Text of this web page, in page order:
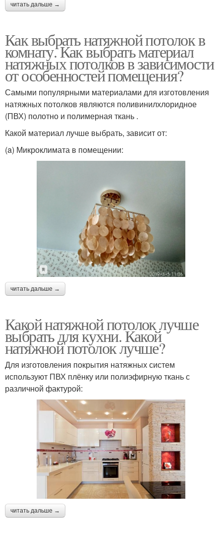
читать дальше →
Как выбрать натяжной потолок в
комнату. Как выбрать материал
натяжных потолков в зависимости
от особенностей помещения?
Самыми популярными материалами для изготовления
натяжных потолков являются поливинилхлоридное
(ПВХ) полотно и полимерная ткань .
Какой материал лучше выбрать, зависит от:
(a) Микроклимата в помещении:
читать дальше →
Какой натяжной потолок лучше
выбрать для кухни. Какой
натяжной потолок лучше?
Для изготовления покрытия натяжных систем
используют ПВХ плёнку или полиэфирную ткань с
различной фактурой:
читать дальше →